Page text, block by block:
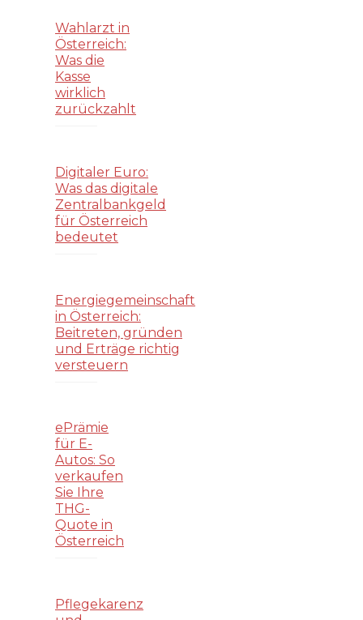
Wahlarzt in
Österreich:
Was die
Kasse
wirklich
zurückzahlt
Digitaler Euro:
Was das digitale
Zentralbankgeld
für Österreich
bedeutet
Energiegemeinschaft
in Österreich:
Beitreten, gründen
und Erträge richtig
versteuern
ePrämie
für E-
Autos: So
verkaufen
Sie Ihre
THG-
Quote in
Österreich
Pflegekarenz